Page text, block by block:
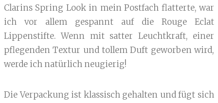
Clarins Spring Look in mein Postfach flatterte, war
ich vor allem gespannt auf die Rouge Eclat
Lippenstifte. Wenn mit satter Leuchtkraft, einer
pflegenden Textur und tollem Duft geworben wird,
werde ich natürlich neugierig!
Die Verpackung ist klassisch gehalten und fügt sich